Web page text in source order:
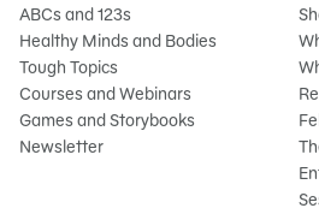
ABCs and 123s
Healthy Minds and Bodies
Tough Topics
Courses and Webinars
Games and Storybooks
Newsletter